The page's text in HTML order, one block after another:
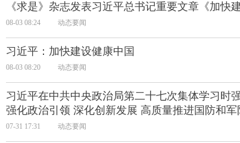
《求是》杂志发表习近平总书记重要文章《加快
08-03 08:24 动态要闻
习近平：加快建设健康中国
08-03 08:20 动态要闻
习近平在中共中央政治局第二十七次集体学习时
强化政治引领 深化创新发展 高质量推进国防和军
07-31 17:31 动态要闻